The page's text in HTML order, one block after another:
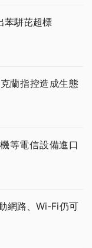
苯駢芘超標
蘭指控造成生態
等電信設備進口
網路、Wi-Fi仍可